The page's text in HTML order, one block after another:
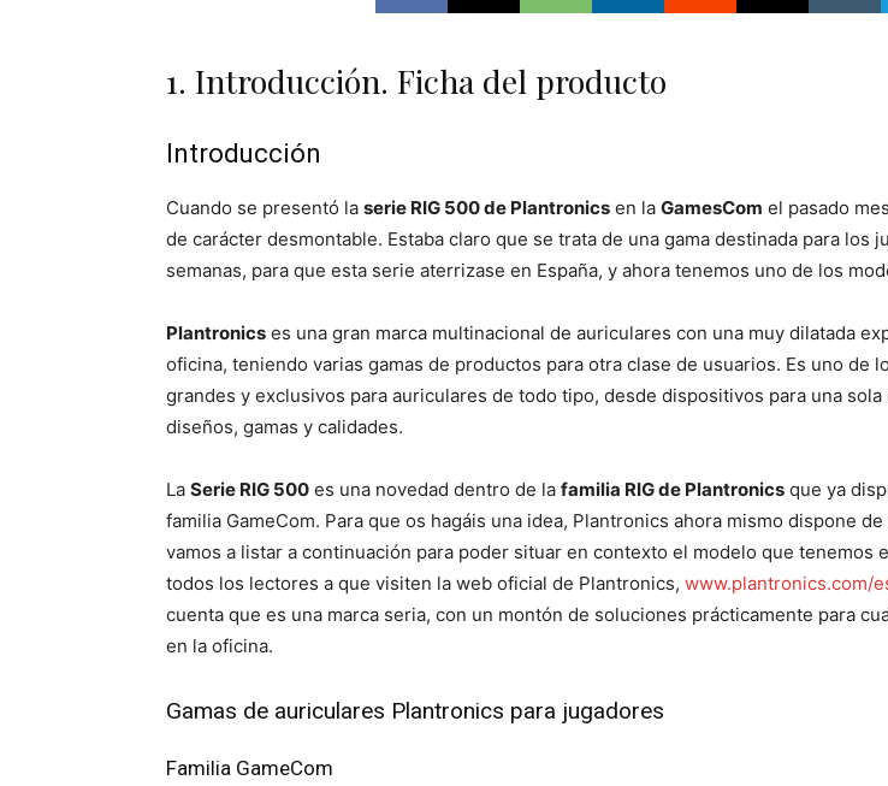
1. Introducción. Ficha del producto
Introducción
Cuando se presentó la serie RIG 500 de Plantronics en la GamesCom el pasado
de carácter desmontable. Estaba claro que se trata de una gama destinada para los
semanas, para que esta serie aterrizase en España, y ahora tenemos uno de los
Plantronics es una gran marca multinacional de auriculares con una muy dilatada
oficina, teniendo varias gamas de productos para otra clase de usuarios. Es uno de
grandes y exclusivos para auriculares de todo tipo, desde dispositivos para una
diseños, gamas y calidades.
La Serie RIG 500 es una novedad dentro de la familia RIG de Plantronics que ya
familia GameCom. Para que os hagáis una idea, Plantronics ahora mismo dispone
vamos a listar a continuación para poder situar en contexto el modelo que
todos los lectores a que visiten la web oficial de Plantronics, www.plantronics.com/
cuenta que es una marca seria, con un montón de soluciones prácticamente para
en la oficina.
Gamas de auriculares Plantronics para jugadores
Familia GameCom